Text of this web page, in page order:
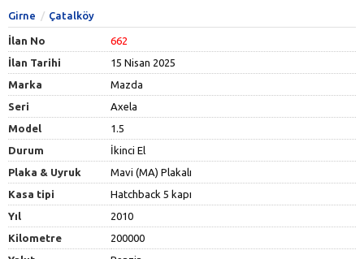
Girne Çatalköy
İlan No
662
İlan Tarihi
15 Nisan 2025
Marka
Mazda
Seri
Axela
Model
1.5
Durum
İkinci El
Plaka & Uyruk
Mavi (MA) Plakalı
Kasa tipi
Hatchback 5 kapı
Yıl
2010
Kilometre
200000